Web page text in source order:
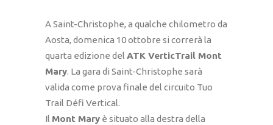
A Saint-Christophe, a qualche chilometro da
Aosta, domenica 10 ottobre si correrà la
quarta edizione del ATK VerticTrail Mont
Mary. La gara di Saint-Christophe sarà
valida come prova finale del circuito Tuo
Trail Défi Vertical.
Il Mont Mary è situato alla destra della